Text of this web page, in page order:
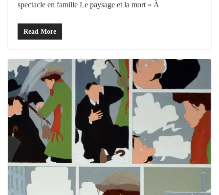
spectacle en famille Le paysage et la mort « À
Read More